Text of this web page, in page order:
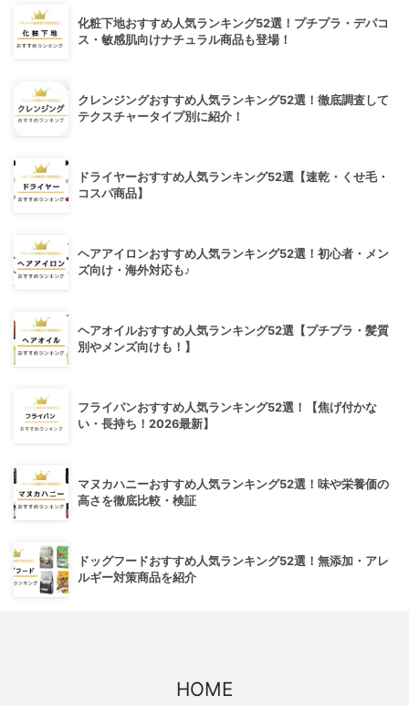
化粧下地おすすめ人気ランキング52選！プチプラ・デパコ
ス・敏感肌向けナチュラル商品も登場！
クレンジングおすすめ人気ランキング52選！徹底調査して
テクスチャータイプ別に紹介！
ドライヤーおすすめ人気ランキング52選【速乾・くせ毛・
コスパ商品】
ヘアアイロンおすすめ人気ランキング52選！初心者・メン
ズ向け・海外対応も♪
ヘアオイルおすすめ人気ランキング52選【プチプラ・髪質
別やメンズ向けも！】
フライパンおすすめ人気ランキング52選！【焦げ付かな
い・長持ち！2026最新】
マヌカハニーおすすめ人気ランキング52選！味や栄養価の
高さを徹底比較・検証
ドッグフードおすすめ人気ランキング52選！無添加・アレ
ルギー対策商品を紹介
HOME